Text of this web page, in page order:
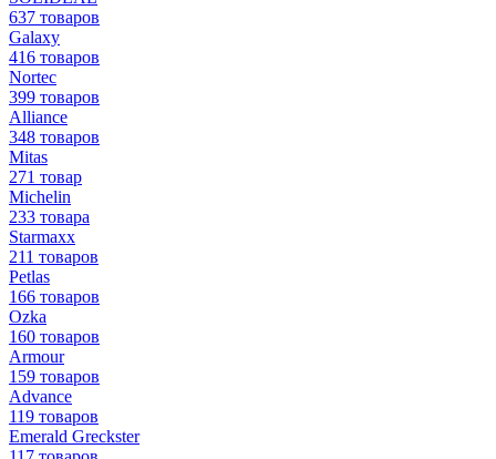
637 товаров
Galaxy
416 товаров
Nortec
399 товаров
Alliance
348 товаров
Mitas
271 товар
Michelin
233 товара
Starmaxx
211 товаров
Petlas
166 товаров
Ozka
160 товаров
Armour
159 товаров
Advance
119 товаров
Emerald Greckster